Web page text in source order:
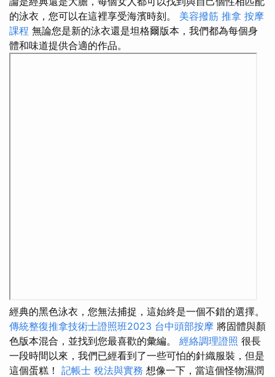
的泳衣，您可以在這裡享受海濱時刻。 美容撥筋 推拿 按摩
課程 無論您是新的泳衣還是坦格爾版本，我們都為每個身
體和味道提供合適的作品。
經典的黑色泳衣，您無法捕捉，這始終是一個不錯的選擇。
傳統整復推拿技術士證照班2023 台中頭部按摩 將固體與顏
色版本混合，並找到您最喜歡的彙編。 經絡調理證照 很長
一段時間以來，我們已經看到了一些可怕的針織服裝，但是
這個蛋糕！ 記帳士 稅法與實務 想像一下，當這個怪物濕潤